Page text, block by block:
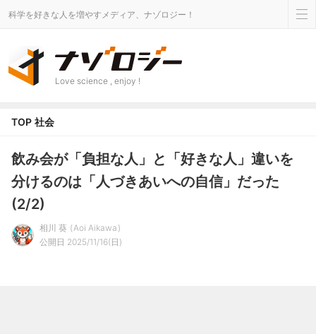
科学を好きな人を増やすメディア、ナゾロジー！
Love science , enjoy !
TOP 社会
飲み会が「負担な人」と「好きな人」違いを
分けるのは「人づきあいへの自信」だった
(2/2)
相川 葵 Aoi Aikawa
公開日 2025/11/16(日)